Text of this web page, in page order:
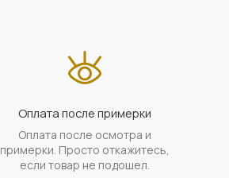
Оплата после примерки
Оплата после осмотра и
примерки. Просто откажитесь,
если товар не подошел.